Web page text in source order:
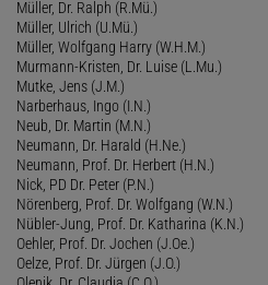
Müller, Dr. Ralph (R.Mü.)
Müller, Ulrich (U.Mü.)
Müller, Wolfgang Harry (W.H.M.)
Murmann-Kristen, Dr. Luise (L.Mu.)
Mutke, Jens (J.M.)
Narberhaus, Ingo (I.N.)
Neub, Dr. Martin (M.N.)
Neumann, Dr. Harald (H.Ne.)
Neumann, Prof. Dr. Herbert (H.N.)
Nick, PD Dr. Peter (P.N.)
Nörenberg, Prof. Dr. Wolfgang (W.N.)
Nübler-Jung, Prof. Dr. Katharina (K.N.)
Oehler, Prof. Dr. Jochen (J.Oe.)
Oelze, Prof. Dr. Jürgen (J.O.)